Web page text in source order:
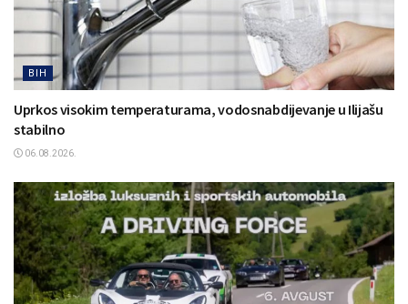
BIH
Uprkos visokim temperaturama, vodosnabdijevanje u Ilijašu
stabilno
06.08.2026.